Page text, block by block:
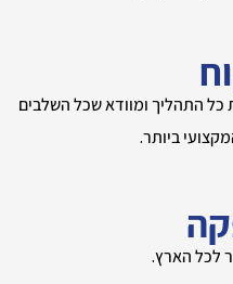
כל התהליך ומוודא שכל השלבים
ביותר.
לכל הארץ.